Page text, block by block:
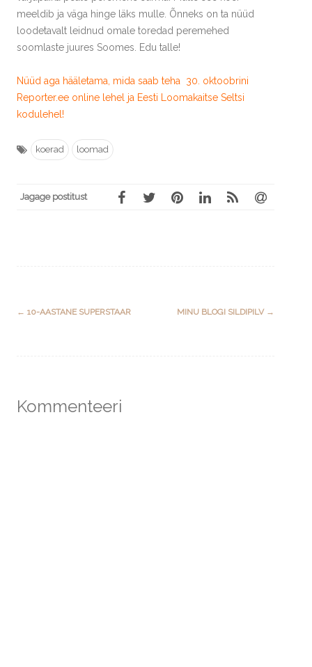
meeldib ja väga hinge läks mulle. Õnneks on ta nüüd
loodetavalt leidnud omale toredad peremehed
soomlaste juures Soomes. Edu talle!
Nüüd aga hääletama, mida saab teha 30. oktoobrini
Reporter.ee online lehel ja Eesti Loomakaitse Seltsi
kodulehel!
koerad loomad
Jagage postitust
Post
← 10-AASTANE SUPERSTAAR MINU BLOGI SILDIPILV →
Kommenteeri